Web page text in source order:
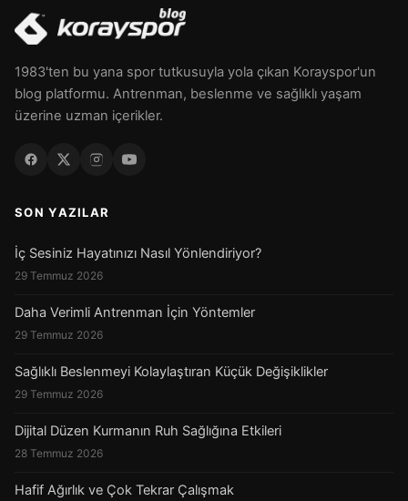
1983'ten bu yana spor tutkusuyla yola çıkan Korayspor'un
blog platformu. Antrenman, beslenme ve sağlıklı yaşam
üzerine uzman içerikler.
SON YAZILAR
İç Sesiniz Hayatınızı Nasıl Yönlendiriyor?
29 Temmuz 2026
Daha Verimli Antrenman İçin Yöntemler
29 Temmuz 2026
Sağlıklı Beslenmeyi Kolaylaştıran Küçük Değişiklikler
29 Temmuz 2026
Dijital Düzen Kurmanın Ruh Sağlığına Etkileri
28 Temmuz 2026
Hafif Ağırlık ve Çok Tekrar Çalışmak